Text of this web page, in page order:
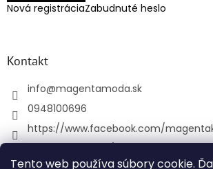
Tento web používa súbory cookie.
Nová registráciaZabudnuté heslo
Kontakt
info@magentamoda.sk
0948100696
https://www.facebook.com/